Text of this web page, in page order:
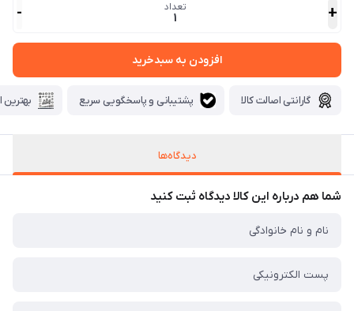
+ تعداد
1
-
افزودن به سبدخرید
گارانتی اصالت کالا پشتیبانی و پاسخگویی سریع بهترین
دیدگاه‌ها
شما هم درباره این کالا دیدگاه ثبت کنید